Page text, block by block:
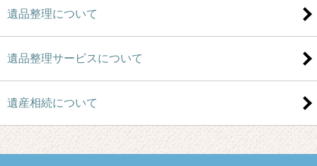
遺品整理について
遺品整理サービスについて
遺産相続について